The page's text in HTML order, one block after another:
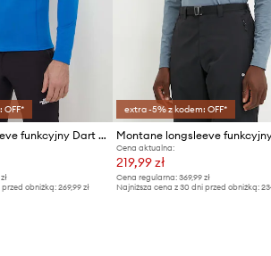
OFF*
Montane longsleeve funkcyjny Dart Lite
przed obniżką: 269,99 zł
extra -5% z kodem: OFF*
Cena aktualna:
219,99 zł
Cena regularna:369,99 zł
Najniższa cena z 30 dni przed obniżką: